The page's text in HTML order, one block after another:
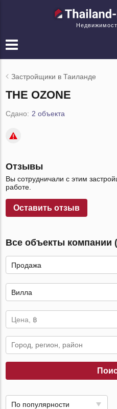
Застройщики в Таиланде
THE OZONE
Сдано: 2 объекта
Отзывы
Вы сотрудничали с этим
работе.
Оставить отзыв
Все объекты компании
Продажа
Вилла
Цена, ฿
По популярности